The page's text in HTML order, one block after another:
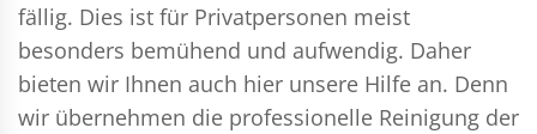
fällig. Dies ist für Privatpersonen meist
besonders bemühend und aufwendig. Daher
bieten wir Ihnen auch hier unsere Hilfe an. Denn
wir übernehmen die professionelle Reinigung der